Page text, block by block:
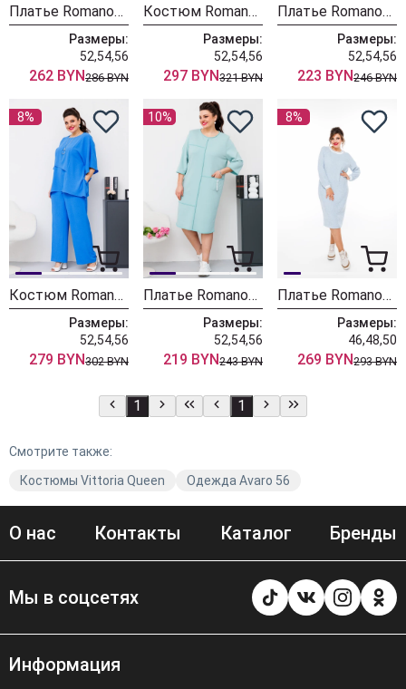
Платье Romanovich Style 1-2537 голубой
Размеры:
52,54,56
262 BYN286 BYN
Костюм Romanovich Style 2-2671 голубой
Размеры:
52,54,56
297 BYN321 BYN
Платье Romanovich Style 1-2685
Размеры:
52,54,56
223 BYN246 BYN
8%
Костюм Romanovich Style 2-2664 насыщенный голубой
Размеры:
52,54,56
279 BYN302 BYN
10%
Платье Romanovich Style 1-2641 мята
Размеры:
52,54,56
219 BYN243 BYN
8%
Платье Romanovich Style 1-2569 голубой
Размеры:
46,48,50
269 BYN293 BYN
1 1
Смотрите также:
Костюмы Vittoria Queen
Одежда Avaro 56
О нас Контакты Каталог Бренды
Мы в соцсетях
Информация